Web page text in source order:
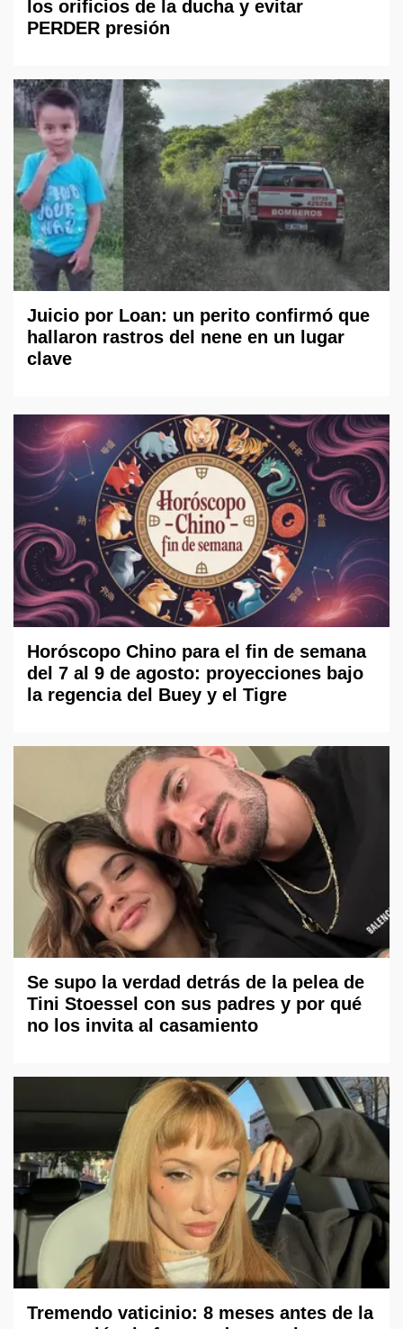
los orificios de la ducha y evitar
PERDER presión
Juicio por Loan: un perito confirmó que
hallaron rastros del nene en un lugar
clave
Horóscopo Chino para el fin de semana
del 7 al 9 de agosto: proyecciones bajo
la regencia del Buey y el Tigre
Se supo la verdad detrás de la pelea de
Tini Stoessel con sus padres y por qué
no los invita al casamiento
Tremendo vaticinio: 8 meses antes de la